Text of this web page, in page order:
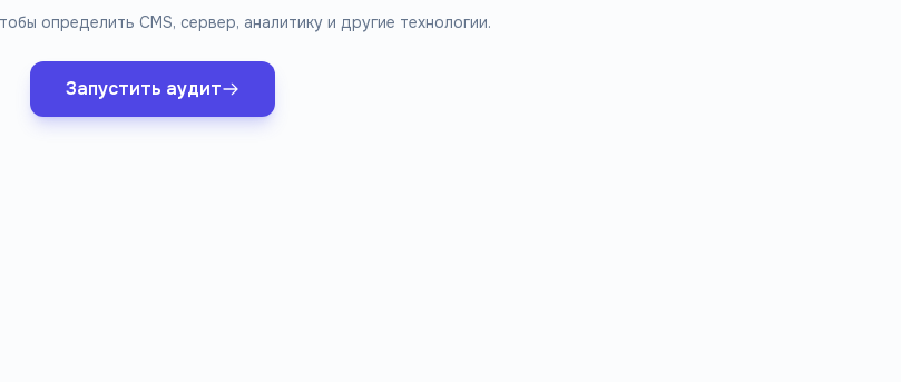
определить CMS, сервер, аналитику и другие технологии.
Запустить аудит